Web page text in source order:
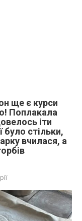
ще є курси
Поплакала
іти
було стільки,
вчилася, а